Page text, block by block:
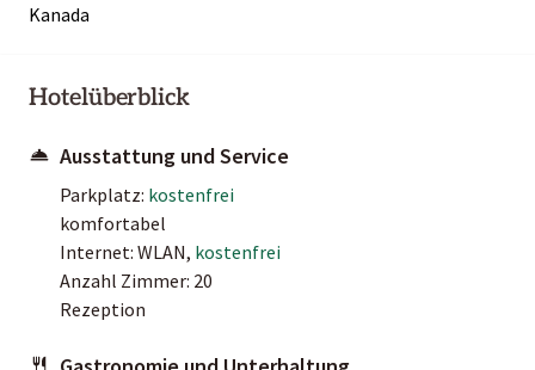
Kanada
Hotelüberblick
Ausstattung und Service
Parkplatz: kostenfrei
komfortabel
Internet: WLAN, kostenfrei
Anzahl Zimmer: 20
Rezeption